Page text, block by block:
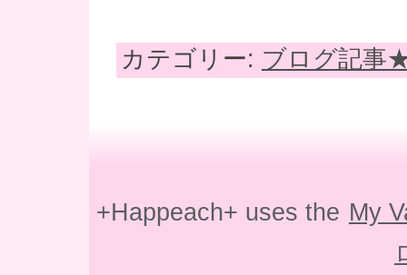
カテゴリー: ブログ記事
+Happeach+ uses the My